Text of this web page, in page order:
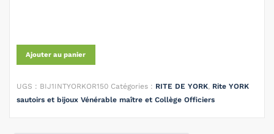
Ajouter au panier
UGS : BIJ1INTYORKOR150 Catégories : RITE DE YORK, Rite YORK
sautoirs et bijoux Vénérable maître et Collège Officiers